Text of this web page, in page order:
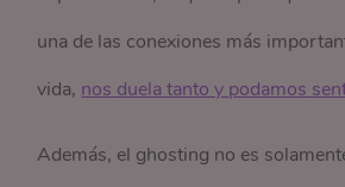
una de las conexiones más
vida, nos duela tanto y podamos
Además, el ghosting no es